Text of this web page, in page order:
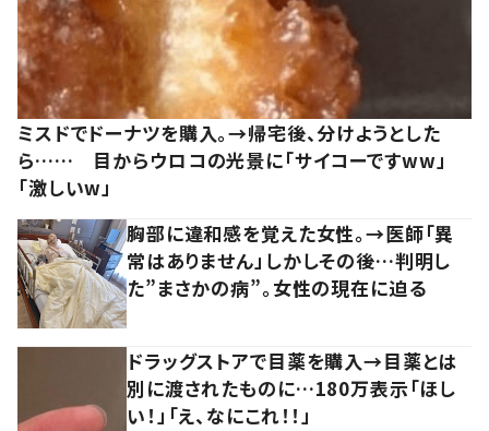
ミスドでドーナツを購入。→帰宅後、分けようとした
ら…… 目からウロコの光景に「サイコーですww」
「激しいw」
胸部に違和感を覚えた女性。→医師「異
常はありません」しかしその後…判明し
た”まさかの病”。女性の現在に迫る
ドラッグストアで目薬を購入→目薬とは
別に渡されたものに…180万表示「ほし
い！」「え、なにこれ！！」